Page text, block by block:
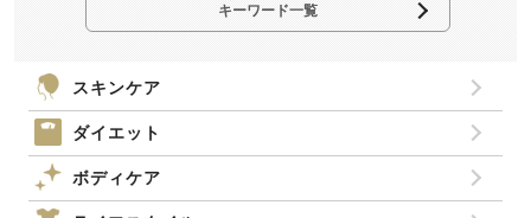
キーワード一覧
スキンケア
ダイエット
ボディケア